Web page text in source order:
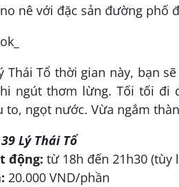
Thái Tổ thời gian này, bạn
ngút thơm lừng. Tối tối đi
to, ngọt nước. Vừa ngắm
39 Lý Thái Tổ
động: từ 18h đến 21h30 (tùy
20.000 VND/phần